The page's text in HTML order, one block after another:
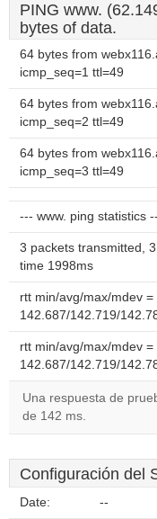
PING www.
bytes of data.
64 bytes from
icmp_seq=1 ttl=49
64 bytes from
icmp_seq=2 ttl=49
64 bytes from
icmp_seq=3 ttl=49
--- www. ping statistics
3 packets transmitted,
time 1998ms
rtt min/avg/max/mdev =
142.687/142.719/
rtt min/avg/max/mdev =
142.687/142.719/
Una respuesta de
de 142 ms.
Configuración del
Date: --